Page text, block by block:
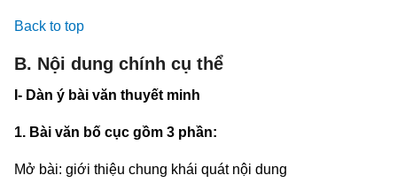
Back to top
B. Nội dung chính cụ thể
I- Dàn ý bài văn thuyết minh
1. Bài văn bố cục gồm 3 phần:
Mở bài: giới thiệu chung khái quát nội dung